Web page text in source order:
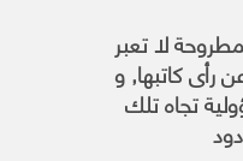
لا تعبر
رأى كاتبها, و
تجاه تلك